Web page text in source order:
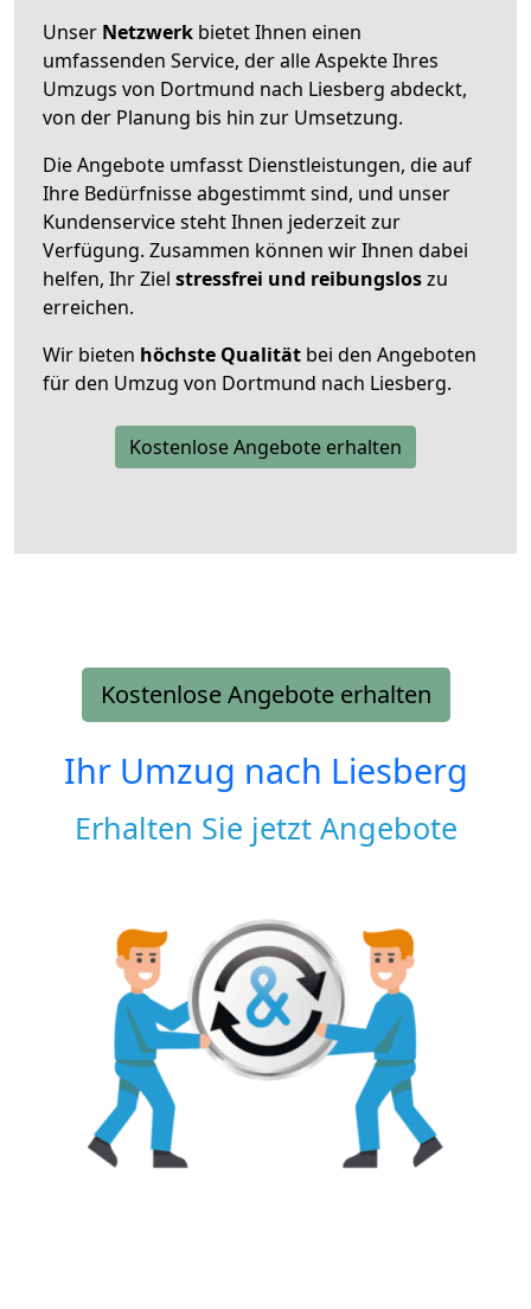
Unser Netzwerk bietet Ihnen einen
umfassenden Service, der alle Aspekte Ihres
Umzugs von Dortmund nach Liesberg abdeckt,
von der Planung bis hin zur Umsetzung.
Die Angebote umfasst Dienstleistungen, die auf
Ihre Bedürfnisse abgestimmt sind, und unser
Kundenservice steht Ihnen jederzeit zur
Verfügung. Zusammen können wir Ihnen dabei
helfen, Ihr Ziel stressfrei und reibungsloszu
erreichen.
Wir bieten höchste Qualität bei den Angeboten
für den Umzug von Dortmund nach Liesberg.
Kostenlose Angebote erhalten
Kostenlose Angebote erhalten
Ihr Umzug nach Liesberg
Erhalten Sie jetzt Angebote